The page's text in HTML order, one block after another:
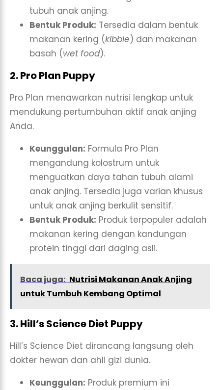
tubuh anak anjing.
Bentuk Produk: Tersedia dalam bentuk
makanan kering (kibble) dan makanan
basah (wet food).
2. Pro Plan Puppy
Pro Plan menawarkan nutrisi lengkap untuk
mendukung pertumbuhan aktif anak anjing
Anda.
Keunggulan: Formula Pro Plan
mengandung kolostrum untuk
menguatkan daya tahan tubuh alami
anak anjing. Tersedia juga varian khusus
untuk anak anjing berkulit sensitif.
Bentuk Produk: Produk terpopuler adalah
makanan kering dengan kandungan
protein tinggi dari daging asli.
Baca juga: Nutrisi Makanan Anak Anjing
untuk Tumbuh Kembang Optimal
3. Hill’s Science Diet Puppy
Hill’s Science Diet dirancang langsung oleh
dokter hewan dan ahli gizi dunia.
Keunggulan: Produk premium ini